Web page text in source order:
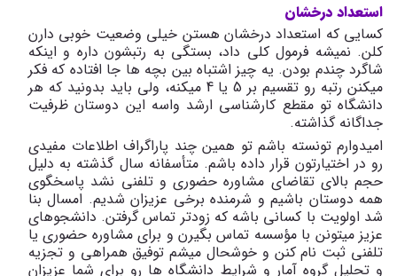
استعداد درخشان
کسایی که استعداد درخشان هستن خیلی وضعیت خوبی دارن
کلن. نمیشه فرمول کلی داد، بستگی به رتبشون داره و اینکه
شاگرد چندم بودن. یه چیز اشتباه بین بچه ها جا افتاده که فکر
میکنن رتبه رو تقسیم بر 5 یا 4 میکنه، ولی باید بدونید که هر
دانشگاه تو مقطع کارشناسی ارشد واسه این دوستان ظرفیت
جداگانه گذاشته.
امیدوارم تونسته باشم تو همین چند پاراگراف اطلاعات مفیدی
رو در اختیارتون قرار داده باشم. متأسفانه سال گذشته به دلیل
حجم بالای تقاضای مشاوره حضوری و تلفنی نشد پاسخگوی
همه دوستان باشیم و شرمنده برخی عزیزان شدیم. امسال بنا
شد اولویت با کسانی باشه که زودتر تماس گرفتن. دانشجوهای
عزیز میتونن با مؤسسه تماس بگیرن و برای مشاوره حضوری یا
تلفنی ثبت نام کنن و خوشحال میشم توفیق همراهی و تجزیه
و تحلیل گروه آمار و شرایط دانشگاه ها رو برای شما عزیزان